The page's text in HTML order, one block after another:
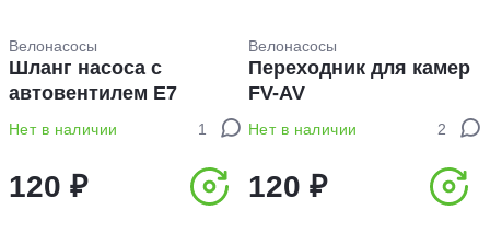
Велонасосы
Шланг насоса с
автовентилем E7
Нет в наличии 1
120 ₽
Велонасосы
Переходник для камер
FV-AV
Нет в наличии 2
120 ₽